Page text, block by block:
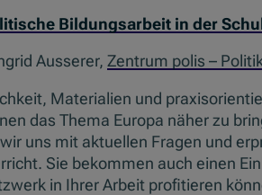
Bildungsarbeit in der
Ausserer, Zentrum polis –
Materialien und
das Thema Europa näher zu
uns mit aktuellen Fragen und
Sie bekommen auch einen
in Ihrer Arbeit profitieren